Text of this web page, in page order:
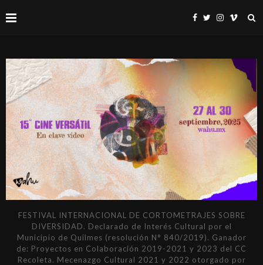
FESTIVAL INTERNACIONAL DE CORTOMETRAJES SOBRE
DIVERSIDAD. Declarado de Interés Cultural por el
Municipio de Quilmes (resolución N° 840/2019). Ganador
de: Proyectos en Colaboración 2019-2021 y 2023 del CC
Recoleta. Mecenazgo Cultural 2021 y 2022 otorgado por